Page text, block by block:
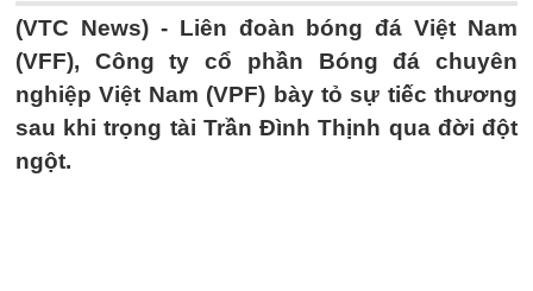
(VTC News) - Liên đoàn bóng đá Việt Nam
(VFF), Công ty cổ phần Bóng đá chuyên
nghiệp Việt Nam (VPF) bày tỏ sự tiếc thương
sau khi trọng tài Trần Đình Thịnh qua đời đột
ngột.